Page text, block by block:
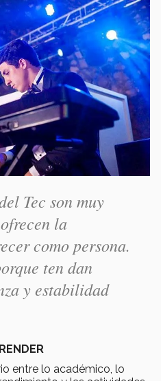
Tec son muy
la
como persona.
ten dan
y estabilidad
entre lo académico, lo